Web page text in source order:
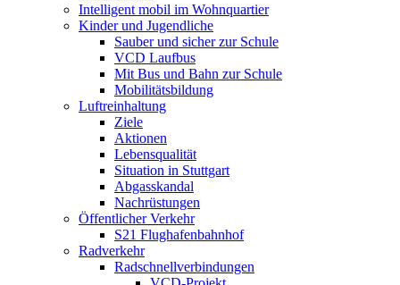
Intelligent mobil im Wohnquartier
Kinder und Jugendliche
Sauber und sicher zur Schule
VCD Laufbus
Mit Bus und Bahn zur Schule
Mobilitätsbildung
Luftreinhaltung
Ziele
Aktionen
Lebensqualität
Situation in Stuttgart
Abgasskandal
Nachrüstungen
Öffentlicher Verkehr
S21 Flughafenbahnhof
Radverkehr
Radschnellverbindungen